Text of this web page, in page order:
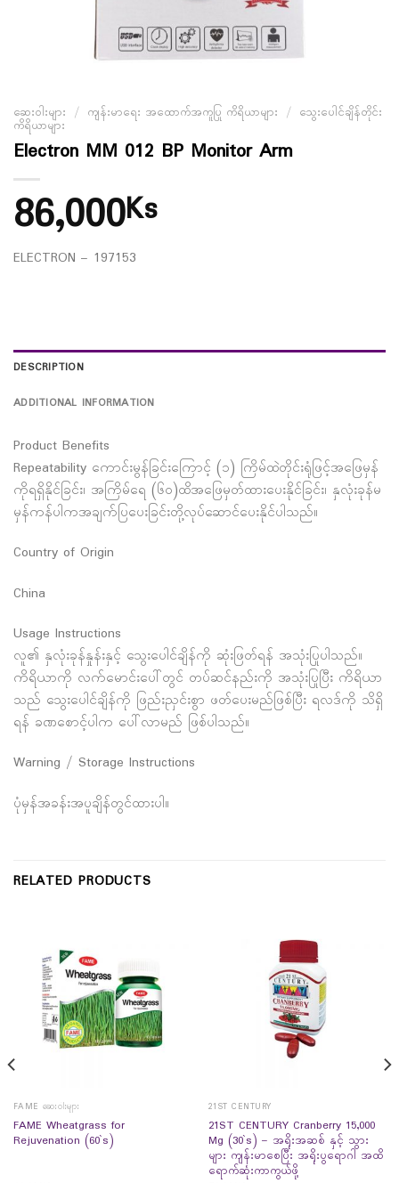
ဆေးဝါးများ / ကျန်းမာရေး အထောက်အကူပြု ကိရိယာများ / သွေးပေါင်ချိန်တိုင်း
ကိရိယာများ
Electron MM 012 BP Monitor Arm
86,000Ks
ELECTRON – 197153
DESCRIPTION
ADDITIONAL INFORMATION
Product Benefits
Repeatability ကောင်းမွန်ခြင်းကြောင့် (၁) ကြိမ်ထဲတိုင်းရုံဖြင့်အဖြေမှန်
ကိုရရှိနိုင်ခြင်း၊ အကြိမ်ရေ (၆၀)ထိအဖြေမှတ်ထားပေးနိုင်ခြင်း၊ နှလုံးခုန်မ
မှန်ကန်ပါကအချက်ပြပေးခြင်းတို့လုပ်ဆောင်ပေးနိုင်ပါသည်။
Country of Origin
China
Usage Instructions
လူ၏ နှလုံးခုန်နှုန်းနှင့် သွေးပေါင်ချိန်ကို ဆုံးဖြတ်ရန် အသုံးပြုပါသည်။
ကိရိယာကို လက်မောင်းပေါ်တွင် တပ်ဆင်နည်းကို အသုံးပြုပြီး ကိရိယာ
သည် သွေးပေါင်ချိန်ကို ဖြည်းညှင်းစွာ ဖတ်ပေးမည်ဖြစ်ပြီး ရလဒ်ကို သိရှိ
ရန် ခဏစောင့်ပါက ပေါ်လာမည် ဖြစ်ပါသည်။
Warning / Storage Instructions
ပုံမှန်အခန်းအပူချိန်တွင်ထားပါ။
RELATED PRODUCTS
FAME ဆေးဝါးများ
FAME Wheatgrass for
Rejuvenation (60`s)
21ST CENTURY
21ST CENTURY Cranberry 15,000
Mg (30`s) – အရိုးအဆစ် နှင့် သွား
များ ကျန်းမာစေပြီး အရိုးပွရောဂါ အထိ
ရောက်ဆုံးကာကွယ်ဖို့